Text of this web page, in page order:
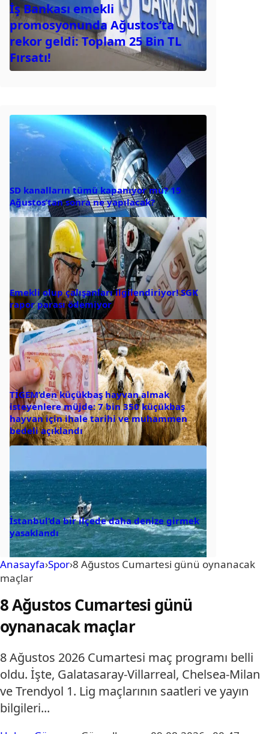
İş Bankası emekli
promosyonunda Ağustos’ta
rekor geldi: Toplam 25 Bin TL
Fırsatı!
SD kanalların tümü kapanıyor mu? 15
Ağustos’tan sonra ne yapılacak?
Emekli olup çalışanları ilgilendiriyor! SGK
rapor parası ödemiyor
TİGEM’den küçükbaş hayvan almak
isteyenlere müjde: 7 bin 350 küçükbaş
hayvan için ihale tarihi ve muhammen
bedeli açıklandı
İstanbul’da bir ilçede daha denize girmek
yasaklandı
Anasayfa›Spor›8 Ağustos Cumartesi günü oynanacak
maçlar
8 Ağustos Cumartesi günü
oynanacak maçlar
8 Ağustos 2026 Cumartesi maç programı belli
oldu. İşte, Galatasaray-Villarreal, Chelsea-Milan
ve Trendyol 1. Lig maçlarının saatleri ve yayın
bilgileri...